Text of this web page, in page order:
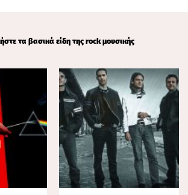
τα βασικά είδη της rock μουσικής